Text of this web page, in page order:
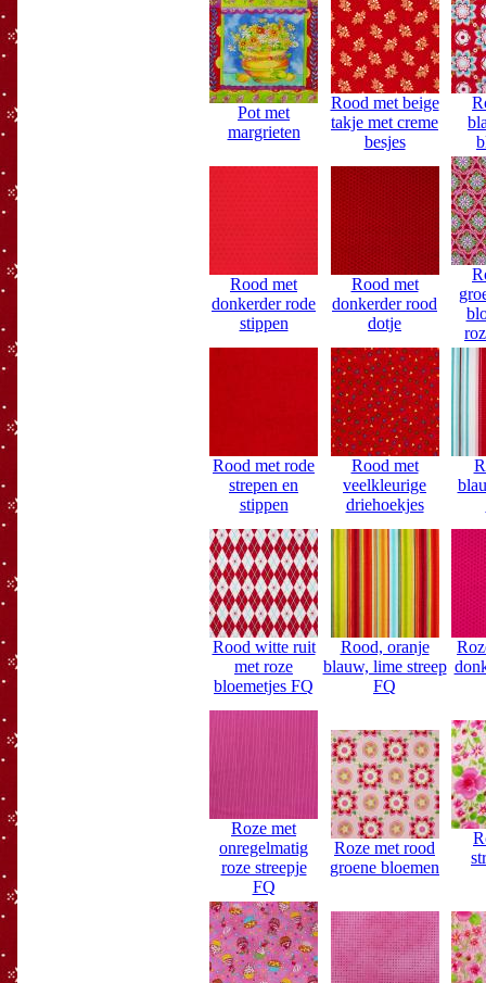
Pot met
margrieten
Rood met beige
takje met creme
besjes
Rood met
donkerder rode
stippen
Rood met
donkerder rood
dotje
Rood met rode
strepen en
stippen
Rood met
veelkleurige
driehoekjes
Rood witte ruit
met roze
bloemetjes FQ
Rood, oranje
blauw, lime streep
FQ
Roze met
onregelmatig
roze streepje
FQ
Roze met rood
groene bloemen